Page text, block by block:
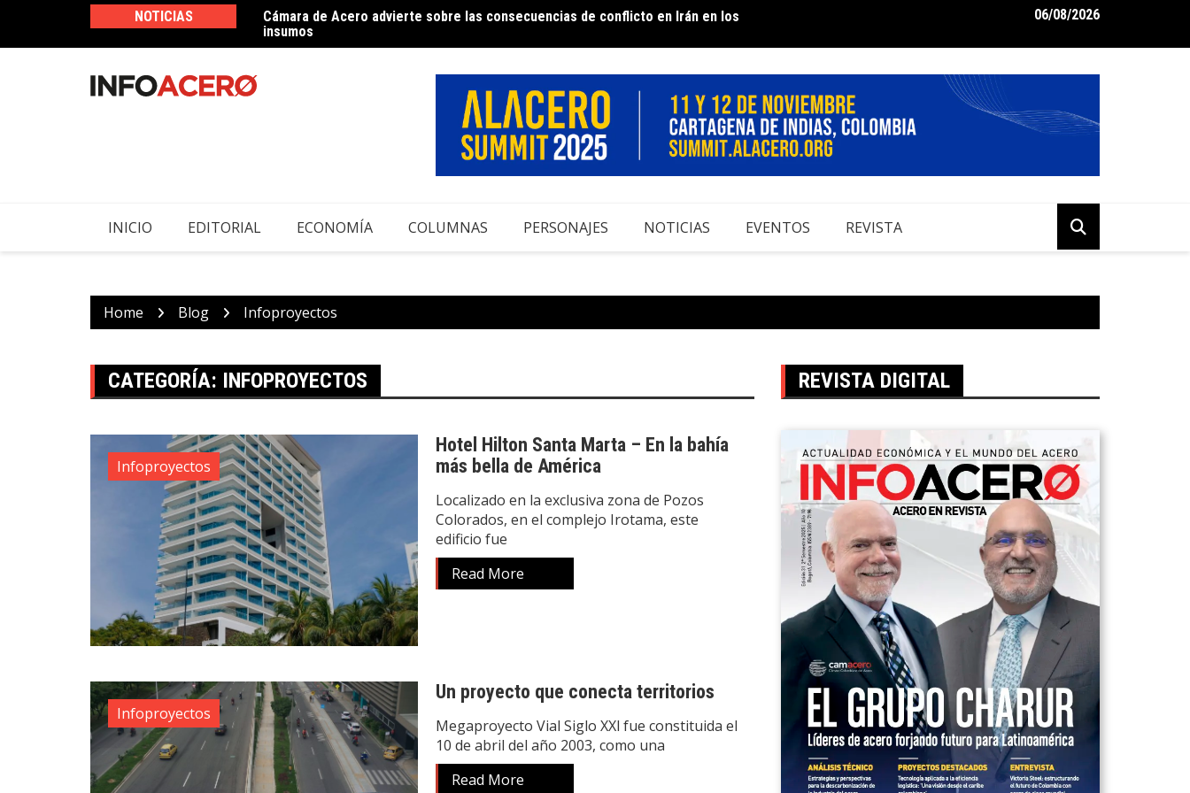
content
NOTICIAS
Cámara de Acero advierte sobre las consecuencias de conflicto en Irán en los
insumos
Imperial Soluciones de Acero – 50 años contribuyendo al desarrollo del sector
ferretero
Informe de Perspectivas Económicas 2024 para Colombia
06/08/2026
INICIO EDITORIAL ECONOMÍA COLUMNAS PERSONAJES NOTICIAS EVENTOS REVISTA
Home Blog Infoproyectos
CATEGORÍA: INFOPROYECTOS
Infoproyectos
Hotel Hilton Santa Marta – En la bahía
más bella de América
Localizado en la exclusiva zona de Pozos
Colorados, en el complejo Irotama, este
edificio fue
Read More
Infoproyectos
Un proyecto que conecta territorios
Megaproyecto Vial Siglo XXl fue constituida el
10 de abril del año 2003, como una
Read More
REVISTA DIGITAL